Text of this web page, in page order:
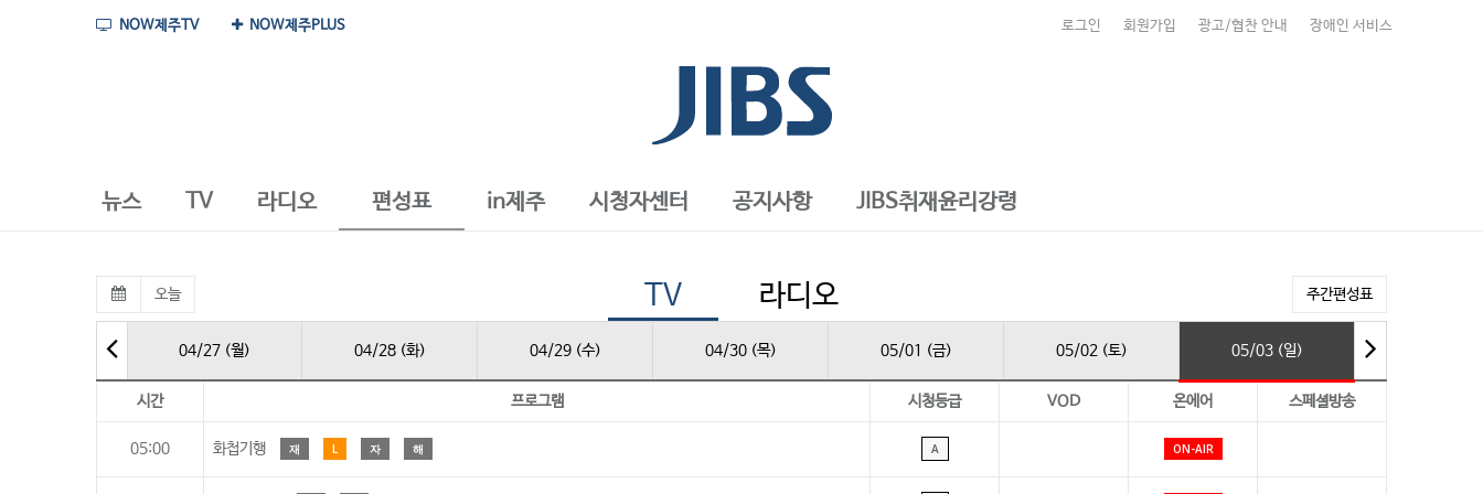
NOW제주PLUS
NOW제주TV 장애인 서비스
광고/협찬 안내
회원가입
로그인
뉴스 TV 라디오 편성표 in제주 시청자센터 공지사항 JIBS취재윤리강령
오늘 TV 라디오 주간편성표
04/27 (월) 04/28 (화) 04/29 (수) 04/30 (목) 05/01 (금) 05/02 (토) 05/03 (일)
시간 프로그램 시청등급 VOD 온에어 스페셜방송
05:00 화첩기행 재 L 자 해 A ON-AIR